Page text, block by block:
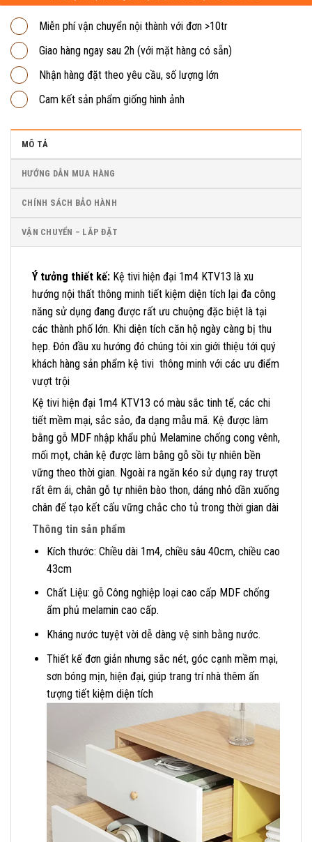
Miễn phí vận chuyển nội thành với đơn >10tr
Giao hàng ngay sau 2h (với mặt hàng có sẵn)
Nhận hàng đặt theo yêu cầu, số lượng lớn
Cam kết sản phẩm giống hình ảnh
MÔ TẢ
HƯỚNG DẪN MUA HÀNG
CHÍNH SÁCH BẢO HÀNH
VẬN CHUYỂN – LẮP ĐẶT
Ý tưởng thiết kế: Kệ tivi hiện đại 1m4 KTV13 là xu
hướng nội thất thông minh tiết kiệm diện tích lại đa công
năng sử dụng đang được rất ưu chuộng đặc biệt là tại
các thành phố lớn. Khi diện tích căn hộ ngày càng bị thu
hẹp. Đón đầu xu hướng đó chúng tôi xin giới thiệu tới quý
khách hàng sản phẩm kệ tivi thông minh với các ưu điểm
vượt trội
Kệ tivi hiện đại 1m4 KTV13 có màu sắc tinh tế, các chi
tiết mềm mại, sắc sảo, đa dạng mẫu mã. Kệ được làm
bằng gỗ MDF nhập khẩu phủ Melamine chống cong vênh,
mối mọt, chân kệ được làm bằng gỗ sồi tự nhiên bền
vững theo thời gian. Ngoài ra ngăn kéo sử dụng ray trượt
rất êm ái, chân gỗ tự nhiên bào thon, dáng nhỏ dần xuống
chân đế tạo kết cấu vững chắc cho tủ trong thời gian dài
Thông tin sản phẩm
Kích thước: Chiều dài 1m4, chiều sâu 40cm, chiều cao
43cm
Chất Liệu: gỗ Công nghiệp loại cao cấp MDF chống
ẩm phủ melamin cao cấp.
Kháng nước tuyệt vời dễ dàng vệ sinh bằng nước.
Thiết kế đơn giản nhưng sắc nét, góc cạnh mềm mại,
sơn bóng mịn, hiện đại, giúp trang trí nhà thêm ấn
tượng tiết kiệm diện tích